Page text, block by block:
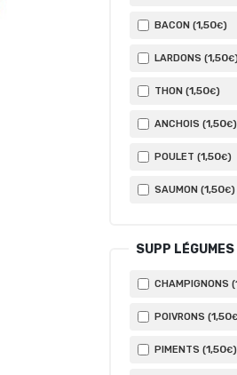
BACON (1,50€)
LARDONS (1,50€
THON (1,50€)
ANCHOIS (1,50€)
POULET (1,50€)
SAUMON (1,50€)
SUPP LÉGUMES
CHAMPIGNONS (
POIVRONS (1,50€
PIMENTS (1,50€)